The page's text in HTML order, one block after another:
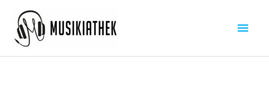
Inhalt
springen